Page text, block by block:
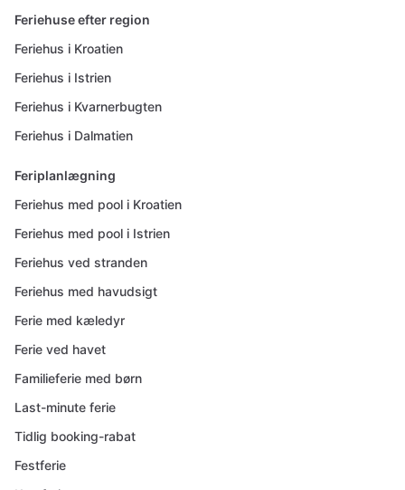
Feriehuse efter region
Feriehus i Kroatien
Feriehus i Istrien
Feriehus i Kvarnerbugten
Feriehus i Dalmatien
Feriplanlægning
Feriehus med pool i Kroatien
Feriehus med pool i Istrien
Feriehus ved stranden
Feriehus med havudsigt
Ferie med kæledyr
Ferie ved havet
Familieferie med børn
Last-minute ferie
Tidlig booking-rabat
Festferie